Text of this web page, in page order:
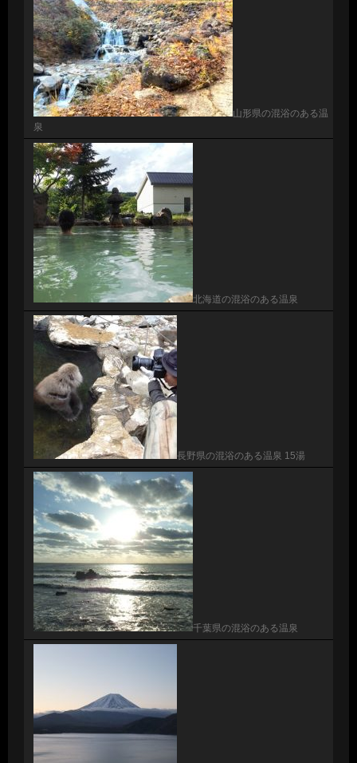
山形県の混浴のある温
泉
北海道の混浴のある温泉
長野県の混浴のある温泉 15湯
千葉県の混浴のある温泉